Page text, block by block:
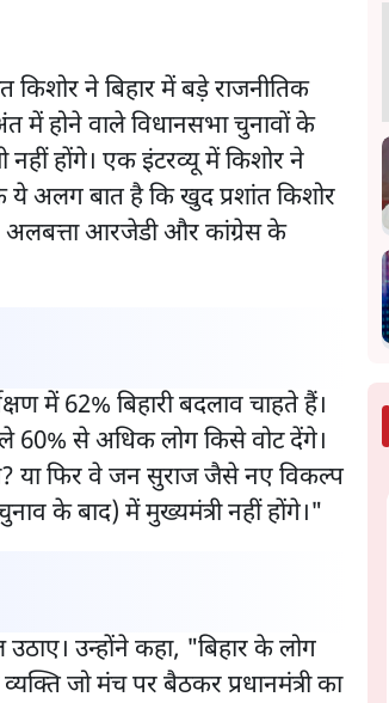
किशोर ने बिहार में बड़े राजनीतिक
में होने वाले विधानसभा चुनावों के
नहीं होंगे। एक इंटरव्यू में किशोर ने
ये अलग बात है कि खुद प्रशांत किशोर
अलबत्ता आरजेडी और कांग्रेस के
में 62% बिहारी बदलाव चाहते हैं।
60% से अधिक लोग किसे वोट देंगे।
या फिर वे जन सुराज जैसे नए विकल्प
के बाद) में मुख्यमंत्री नहीं होंगे।"
उन्होंने कहा, "बिहार के लोग
जो मंच पर बैठकर प्रधानमंत्री का